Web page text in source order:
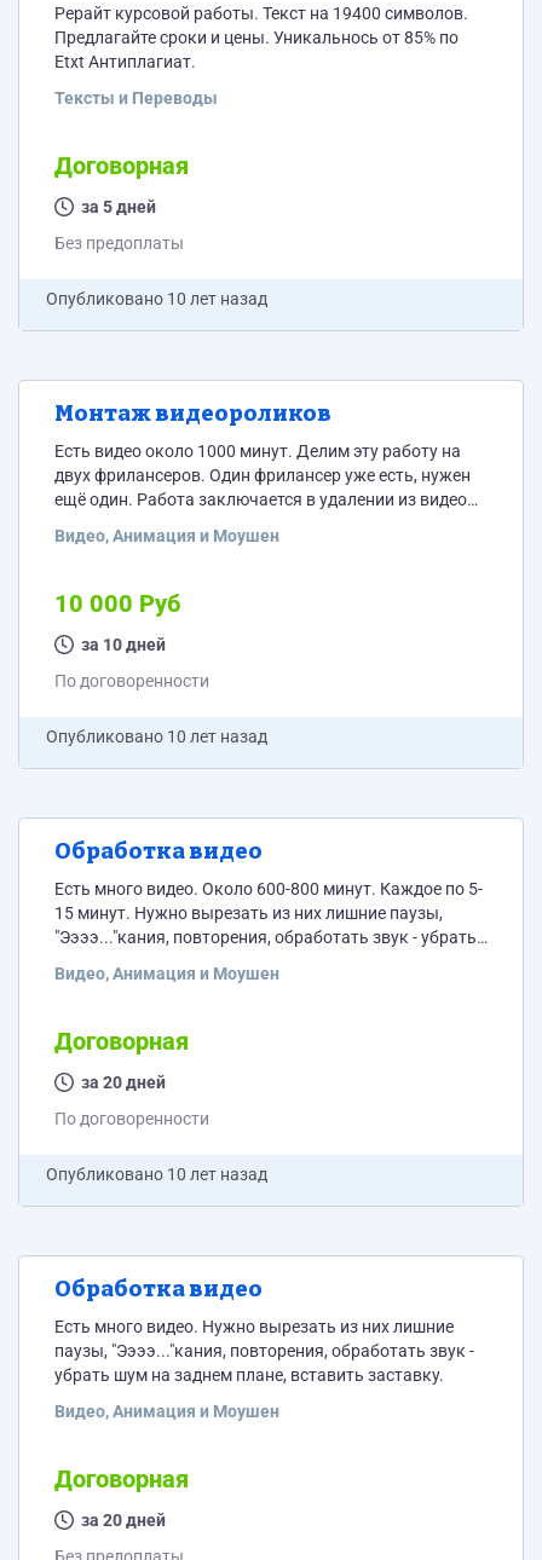
Рерайт курсовой работы. Текст на 19400 символов.
Предлагайте сроки и цены. Уникальнось от 85% по
Etxt Антиплагиат.
Тексты и Переводы
Договорная
за 5 дней
Без предоплаты
Опубликовано 10 лет назад
Монтаж видеороликов
Есть видео около 1000 минут. Делим эту работу на
двух фрилансеров. Один фрилансер уже есть, нужен
ещё один. Работа заключается в удалении из видео
привести слушателя в заблуждение, удалении шума,
отклика.
Видео, Анимация и Моушен
10 000 Руб
за 10 дней
По договоренности
Опубликовано 10 лет назад
Обработка видео
Есть много видео. Около 600-800 минут. Каждое по 5-
15 минут. Нужно вырезать из них лишние паузы,
"Ээээ..."кания, повторения, обработать звук - убрать
Видео, Анимация и Моушен
Договорная
за 20 дней
По договоренности
Опубликовано 10 лет назад
Обработка видео
Есть много видео. Нужно вырезать из них лишние
паузы, "Ээээ..."кания, повторения, обработать звук -
убрать шум на заднем плане, вставить заставку.
Видео, Анимация и Моушен
Договорная
за 20 дней